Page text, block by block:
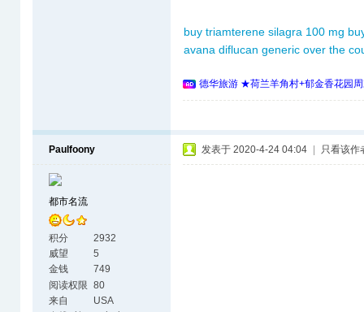
buy triamterene silagra 100 mg
avana diflucan generic over the
德华旅游 ★荷兰羊角村+郁金香花园
Paulfoony
都市名流
积分
2932
威望
5
金钱
749
阅读权限 80
来自
USA
发表于 2020-4-24 04:04 只看该作